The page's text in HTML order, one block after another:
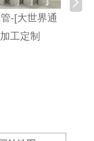
-[大世界通
工定制